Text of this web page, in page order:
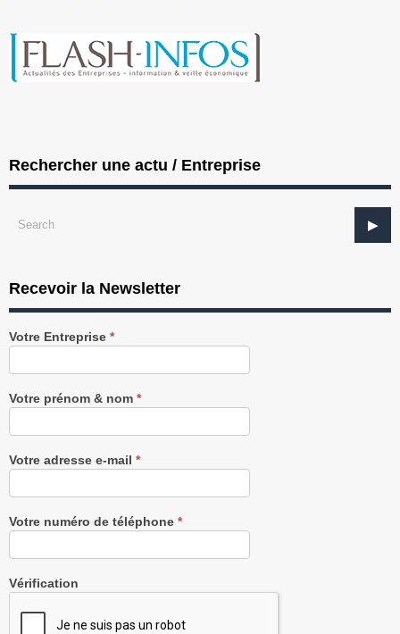
Rechercher une actu / Entreprise
Recevoir la Newsletter
Recevez
notre
gratuitement
Votre Entreprise *
Votre prénom & nom *
Votre adresse e-mail *
Votre numéro de téléphone *
Vérification